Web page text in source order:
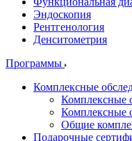
Эндоскопия
Рентгенология
Денситометрия
Программы
Комплексные
Комплексные
Комплексные
Общие
Подарочные